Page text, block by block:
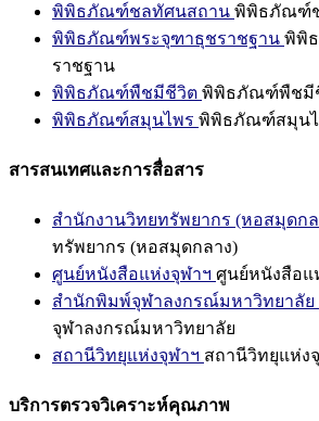
พิพิธภัณฑ์ชลทัศนสถาน พิพิธภัณฑ์
พิพิธภัณฑ์พระจุฑาธุชราชฐาน พิพิ
ราชฐาน
พิพิธภัณฑ์พืชมีชีวิต พิพิธภัณฑ์พืชมี
พิพิธภัณฑ์สมุนไพร พิพิธภัณฑ์สมุน
สารสนเทศและการสื่อสาร
สำนักงานวิทยทรัพยากร (หอสมุดกล
ทรัพยากร (หอสมุดกลาง)
ศูนย์หนังสือแห่งจุฬาฯ ศูนย์หนังสือแ
สำนักพิมพ์จุฬาลงกรณ์มหาวิทยาลัย
จุฬาลงกรณ์มหาวิทยาลัย
สถานีวิทยุแห่งจุฬาฯ สถานีวิทยุแห่ง
บริการตรวจวิเคราะห์คุณภาพ